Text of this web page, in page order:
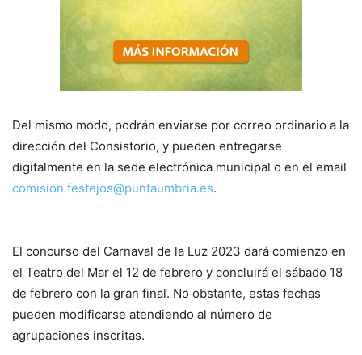
Del mismo modo, podrán enviarse por correo ordinario a la
dirección del Consistorio, y pueden entregarse
digitalmente en la sede electrónica municipal o en el email
comision.festejos@puntaumbria.es.
El concurso del Carnaval de la Luz 2023 dará comienzo en
el Teatro del Mar el 12 de febrero y concluirá el sábado 18
de febrero con la gran final. No obstante, estas fechas
pueden modificarse atendiendo al número de
agrupaciones inscritas.